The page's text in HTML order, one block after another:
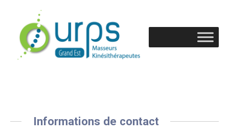
Informations de contact